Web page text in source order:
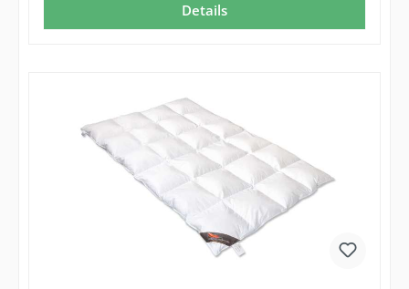
Details